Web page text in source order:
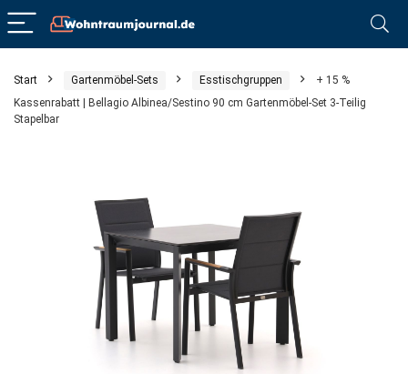
Start Gartenmöbel-Sets Esstischgruppen
+ 15 %
Kassenrabatt | Bellagio Albinea/Sestino 90 cm Gartenmöbel-Set 3-Teilig
Stapelbar